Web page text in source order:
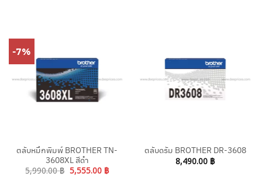
-7%
ตลับหมึกพิมพ์ BROTHER TN-
3608XL สีดำ
5,990.00฿ Original
price
5,555.00 ฿Current
price
ตลับดรัม BROTHER DR-3608
8,490.00 ฿